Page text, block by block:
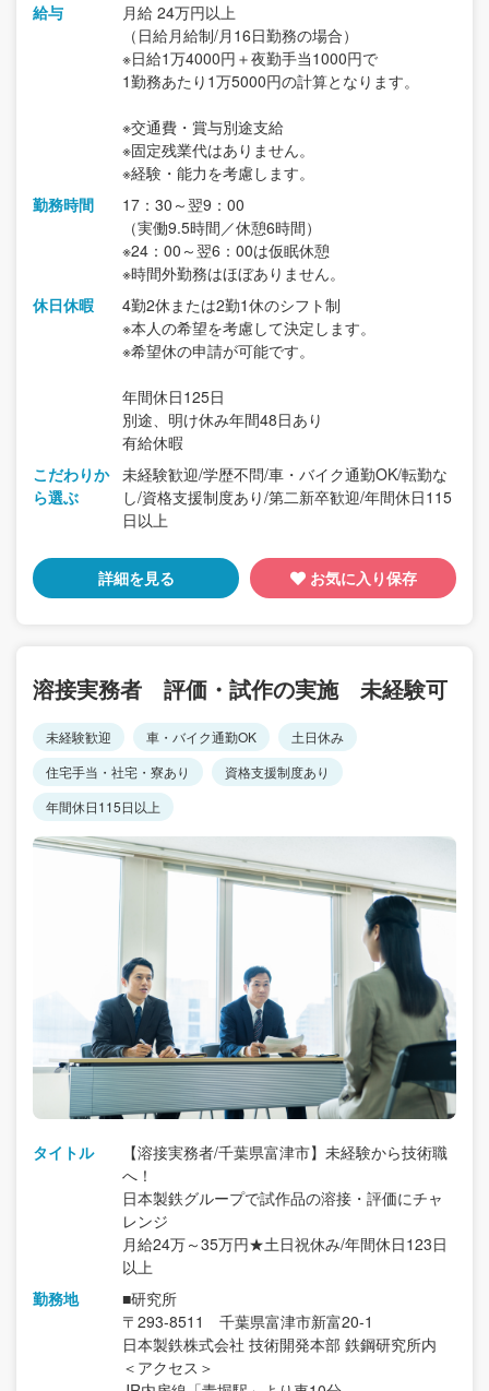
給与
月給 24万円以上
（日給月給制/月16日勤務の場合）
※日給1万4000円＋夜勤手当1000円で
1勤務あたり1万5000円の計算となります。
※交通費・賞与別途支給
※固定残業代はありません。
※経験・能力を考慮します。
勤務時間
17：30～翌9：00
（実働9.5時間／休憩6時間）
※24：00～翌6：00は仮眠休憩
※時間外勤務はほぼありません。
休日休暇
4勤2休または2勤1休のシフト制
※本人の希望を考慮して決定します。
※希望休の申請が可能です。
年間休日125日
別途、明け休み年間48日あり
有給休暇
こだわりか
ら選ぶ
未経験歓迎/学歴不問/車・バイク通勤OK/転勤な
し/資格支援制度あり/第二新卒歓迎/年間休日115
日以上
詳細を見る お気に入り保存
溶接実務者 評価・試作の実施 未経験可
未経験歓迎 車・バイク通勤OK
土日休み
住宅手当・社宅・寮あり
資格支援制度あり
年間休日115日以上
タイトル
【溶接実務者/千葉県富津市】未経験から技術職
へ！
日本製鉄グループで試作品の溶接・評価にチャ
レンジ
月給24万～35万円★土日祝休み/年間休日123日
以上
勤務地
■研究所
〒293-8511 千葉県富津市新富20-1
日本製鉄株式会社 技術開発本部 鉄鋼研究所内
＜アクセス＞